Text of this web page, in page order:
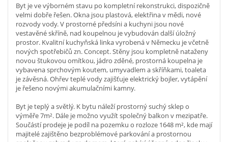
Byt je ve výborném stavu po kompletní rekonstrukci, dispozičně
velmi dobře řešen. Okna jsou plastová, elektřina v mědi, nové
rozvody vody. V prostorné předsíni a kuchyni jsou nové
vestavěné skříně, nad koupelnou je vybudován další úložný
prostor. Kvalitní kuchyňská linka vyrobená v Německu je včetně
nových spotřebičů zn. Concept. Stěny jsou kompletně nataženy
novou štukovou omítkou, jádro zděné, prostorná koupelna je
vybavena sprchovým koutem, umyvadlem a skříňkami, toaleta
je závěsná. Ohřev teplé vody zajišťuje elektrický bojler, vytápění
je řešeno novými akumulačními kamny.
Byt je teplý a světlý. K bytu náleží prostorný suchý sklep o
výměře 7m². Dále je možno využít společný balkon v mezipatře.
Součástí prodeje je podíl na pozemku o rozloze 1648 m², kde mají
majitelé zajištěno bezproblémové parkování a prostornou